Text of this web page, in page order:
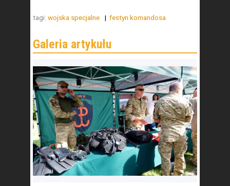
tagi: wojska specjalne festyn komandosa